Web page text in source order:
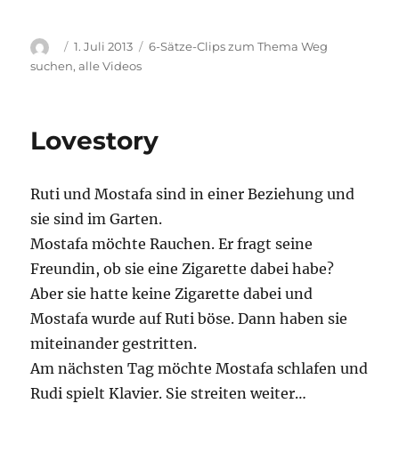
AutorVeröffentlicht
am
1. Juli 2013 Kategorien
6-Sätze-Clips zum Thema Weg
suchen,alle Videos
Lovestory
Ruti und Mostafa sind in einer Beziehung und
sie sind im Garten.
Mostafa möchte Rauchen. Er fragt seine
Freundin, ob sie eine Zigarette dabei habe?
Aber sie hatte keine Zigarette dabei und
Mostafa wurde auf Ruti böse. Dann haben sie
miteinander gestritten.
Am nächsten Tag möchte Mostafa schlafen und
Rudi spielt Klavier. Sie streiten weiter…